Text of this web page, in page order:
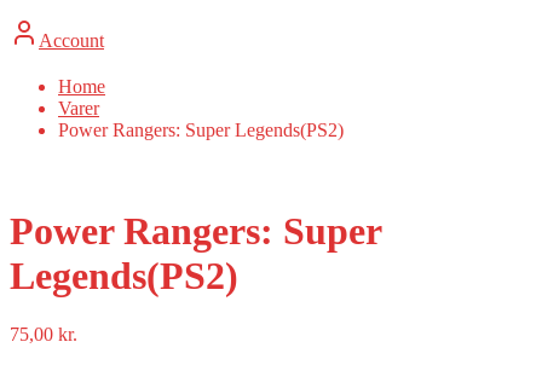
Account
Home
Varer
Power Rangers: Super Legends(PS2)
Power Rangers: Super
Legends(PS2)
75,00 kr.